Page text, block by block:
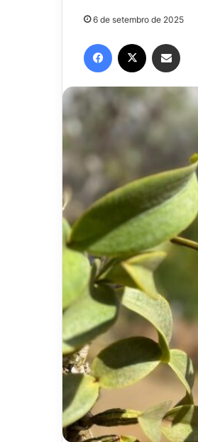
6 de setembro de 2025
Facebook